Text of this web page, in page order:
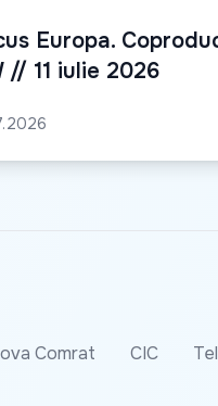
Europa.
// 11 iulie 2026
Comrat CIC